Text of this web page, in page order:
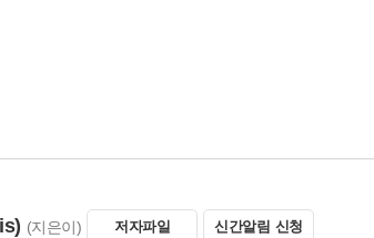
(지은이) 저자파일 신간알림 신청